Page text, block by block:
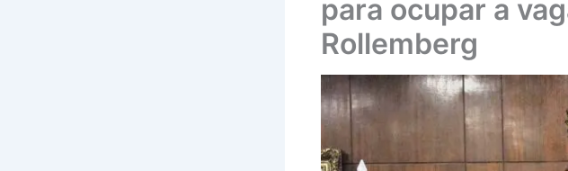
para ocupar a
Rollemberg